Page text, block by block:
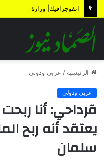
الرئيسية / عربي ودولي
عربي ودولي
قرداحي: أنا
يعتقد أنه ربح
سلمان